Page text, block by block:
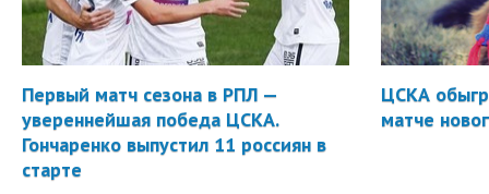
Первый матч сезона в РПЛ —
увереннейшая победа ЦСКА.
Гончаренко выпустил 11 россиян в
старте
ЦСКА
матче